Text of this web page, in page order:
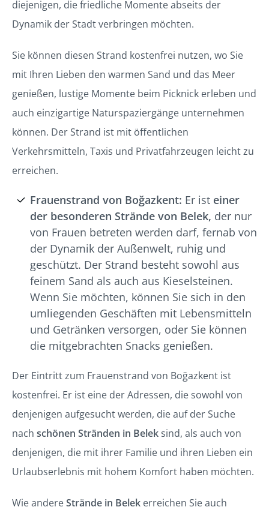
diejenigen, die friedliche Momente abseits der
Dynamik der Stadt verbringen möchten.
Sie können diesen Strand kostenfrei nutzen, wo Sie
mit Ihren Lieben den warmen Sand und das Meer
genießen, lustige Momente beim Picknick erleben und
auch einzigartige Naturspaziergänge unternehmen
können. Der Strand ist mit öffentlichen
Verkehrsmitteln, Taxis und Privatfahrzeugen leicht zu
erreichen.
Frauenstrand von Boğazkent: Er ist einer
der besonderen Strände von Belek, der nur
von Frauen betreten werden darf, fernab von
der Dynamik der Außenwelt, ruhig und
geschützt. Der Strand besteht sowohl aus
feinem Sand als auch aus Kieselsteinen.
Wenn Sie möchten, können Sie sich in den
umliegenden Geschäften mit Lebensmitteln
und Getränken versorgen, oder Sie können
die mitgebrachten Snacks genießen.
Der Eintritt zum Frauenstrand von Boğazkent ist
kostenfrei. Er ist eine der Adressen, die sowohl von
denjenigen aufgesucht werden, die auf der Suche
nach schönen Stränden in Beleksind, als auch von
denjenigen, die mit ihrer Familie und ihren Lieben ein
Urlaubserlebnis mit hohem Komfort haben möchten.
Wie andereStrände in Belek erreichen Sie auch